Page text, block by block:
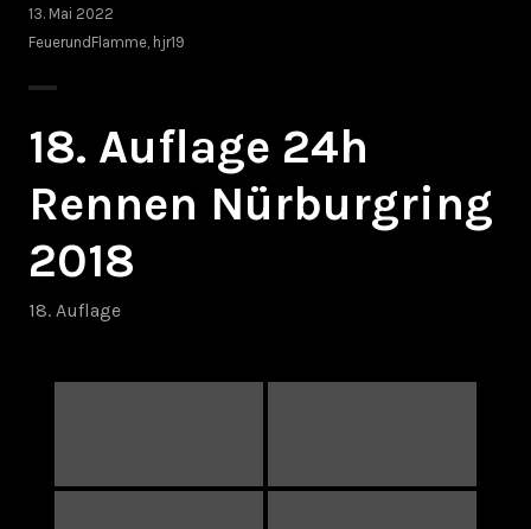
13. Mai 2022
FeuerundFlamme hjr19
18. Auflage 24h
Rennen Nürburgring
2018
18. Auflage